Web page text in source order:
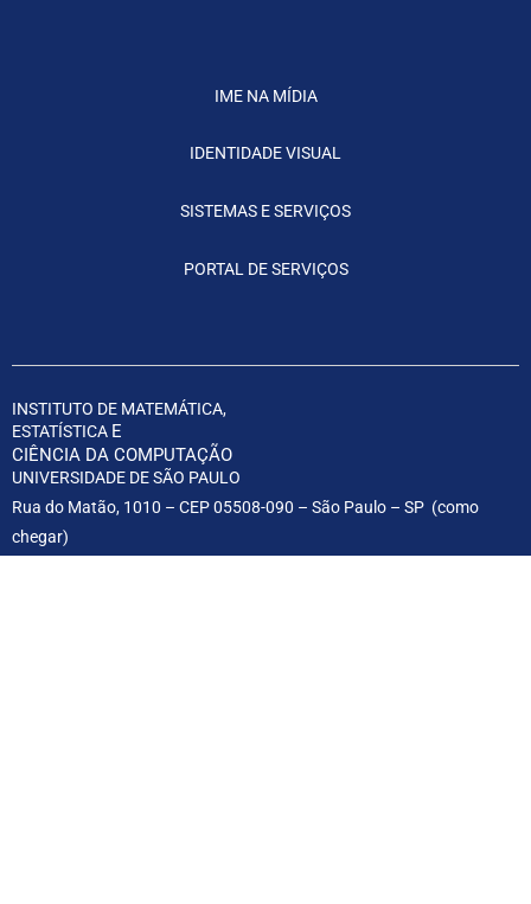
IME NA MÍDIA
IDENTIDADE VISUAL
SISTEMAS E SERVIÇOS
PORTAL DE SERVIÇOS
INSTITUTO DE MATEMÁTICA,
ESTATÍSTICA E
CIÊNCIA DA COMPUTAÇÃO
UNIVERSIDADE DE SÃO PAULO
Rua do Matão, 1010 – CEP 05508-090 – São Paulo – SP (como
chegar)